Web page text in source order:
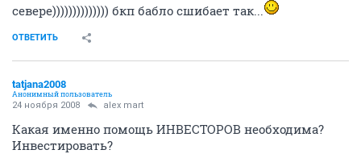
севере)))))))))))))) бкп бабло сшибает так...
ОТВЕТИТЬ
tatjana2008
Анонимный пользователь
24 ноября 2008 alex mart
Какая именно помощь ИНВЕСТОРОВ необходима?
Инвестировать?